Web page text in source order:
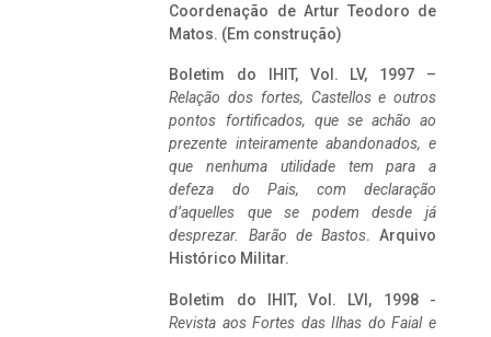
Coordenação de Artur Teodoro de
Matos. (Em construção)
Boletim do IHIT, Vol. LV, 1997 –
Relação dos fortes, Castellos e outros
pontos fortificados, que se achão ao
prezente inteiramente abandonados, e
que nenhuma utilidade tem para a
defeza do Pais, com declaração
d’aquelles que se podem desde já
desprezar. Barão de Bastos. Arquivo
Histórico Militar.
Boletim do IHIT, Vol. LVI, 1998 -
Revista aos Fortes das Ilhas do Faial e